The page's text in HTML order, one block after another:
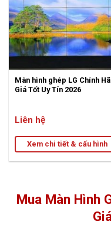
Màn hình ghép LG Chính
Giá Tốt Uy Tín 2026
Liên hệ
Xem chi tiết & cấu hình
Mua Màn Hình